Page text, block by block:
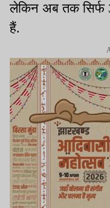
लेकिन अब तक सिर्फ
हैं.